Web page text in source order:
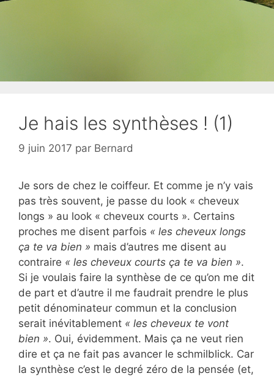
Je hais les synthèses ! (1)
9 juin 2017 par Bernard
Je sors de chez le coiffeur. Et comme je n’y vais
pas très souvent, je passe du look « cheveux
longs » au look « cheveux courts ». Certains
proches me disent parfois « les cheveux longs
ça te va bien » mais d’autres me disent au
contraire « les cheveux courts ça te va bien ».
Si je voulais faire la synthèse de ce qu’on me dit
de part et d’autre il me faudrait prendre le plus
petit dénominateur commun et la conclusion
serait inévitablement « les cheveux te vont
bien ». Oui, évidemment. Mais ça ne veut rien
dire et ça ne fait pas avancer le schmilblick. Car
la synthèse c’est le degré zéro de la pensée (et,